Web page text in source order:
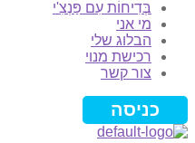
בְּדִיחוֹת עִם פַּנְצִ'י
מי אני
הבלוג שלי
רכישת מנוי
צור קשר
כניסה